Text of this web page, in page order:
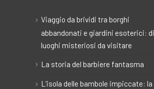
Viaggio da brividi tra borghi
abbandonati e giardini esoterici:
luoghi misteriosi da visitare
La storia del barbiere fantasma
L’isola delle bambole impiccate: la